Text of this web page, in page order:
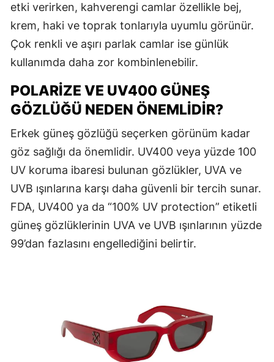
etki verirken, kahverengi camlar özellikle bej,
krem, haki ve toprak tonlarıyla uyumlu görünür.
Çok renkli ve aşırı parlak camlar ise günlük
kullanımda daha zor kombinlenebilir.
POLARIZE VE UV400 GÜNEŞ
GÖZLÜĞÜ NEDEN ÖNEMLIDIR?
Erkek güneş gözlüğü seçerken görünüm kadar
göz sağlığı da önemlidir. UV400 veya yüzde 100
UV koruma ibaresi bulunan gözlükler, UVA ve
UVB ışınlarına karşı daha güvenli bir tercih sunar.
FDA, UV400 ya da “100% UV protection” etiketli
güneş gözlüklerinin UVA ve UVB ışınlarının yüzde
99’dan fazlasını engellediğini belirtir.